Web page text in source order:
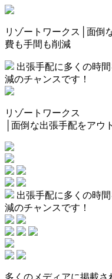
リゾートワークス│面倒
費も手間も削減
出張手配に多くの時
減のチャンスです！
リゾートワークス
│面倒な出張手配をアウ
出張手配に多くの時
減のチャンスです！
多くのメディアに掲載さ